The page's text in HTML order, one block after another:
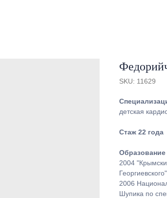
SKU: 11629
детская
Стаж 22 года
Образование
2004
2006
Шупика по